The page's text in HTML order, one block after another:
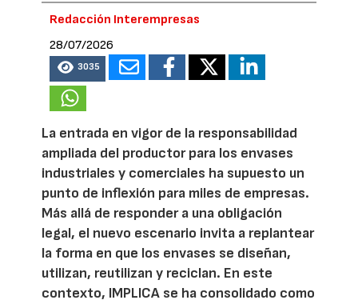
Redacción Interempresas
28/07/2026
3035
La entrada en vigor de la responsabilidad
ampliada del productor para los envases
industriales y comerciales ha supuesto un
punto de inflexión para miles de empresas.
Más allá de responder a una obligación
legal, el nuevo escenario invita a replantear
la forma en que los envases se diseñan,
utilizan, reutilizan y reciclan. En este
contexto, IMPLICA se ha consolidado como